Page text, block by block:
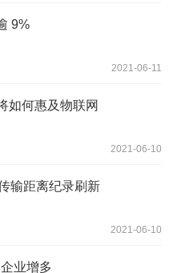
9%
2021-06-11
如何惠及物联网
2021-06-10
输距离纪录刷新
2021-06-10
业增多